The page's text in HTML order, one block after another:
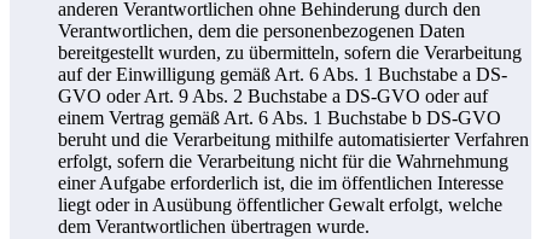
anderen Verantwortlichen ohne Behinderung durch den
Verantwortlichen, dem die personenbezogenen Daten
bereitgestellt wurden, zu übermitteln, sofern die Verarbeitung
auf der Einwilligung gemäß Art. 6 Abs. 1 Buchstabe a DS-
GVO oder Art. 9 Abs. 2 Buchstabe a DS-GVO oder auf
einem Vertrag gemäß Art. 6 Abs. 1 Buchstabe b DS-GVO
beruht und die Verarbeitung mithilfe automatisierter Verfahren
erfolgt, sofern die Verarbeitung nicht für die Wahrnehmung
einer Aufgabe erforderlich ist, die im öffentlichen Interesse
liegt oder in Ausübung öffentlicher Gewalt erfolgt, welche
dem Verantwortlichen übertragen wurde.